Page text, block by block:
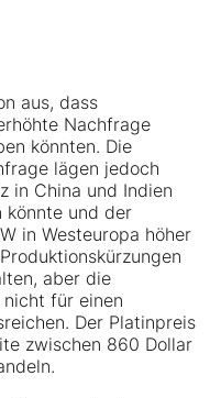
aus, dass
Nachfrage
könnten. Die
lägen jedoch
in China und Indien
und der
in Westeuropa höher
aber die
für einen
Der Platinpreis
zwischen 860 Dollar